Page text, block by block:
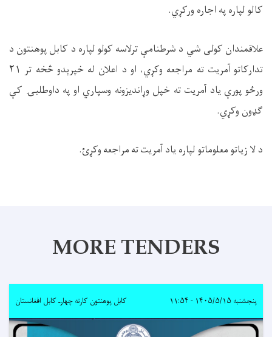
کالو لپاره په اجاره ورکړي.
علاقمندان کولی شي د شرطنامې ترلاسه کولو لپاره د کابل پوهنتون د
تدارکاتو آمريت ته مراجعه وکړي، او د اعلان له خپرېدو څخه تر ۲۱
ورځو پورې ياد آمریت ته خپل وړاندیزونه وسپاري او په داوطلبۍ کې
ګډون وکړي.
د لا زیاتو معلوماتو لپاره ياد آمریت ته مراجعه وکړئ.
MORE TENDERS
پنجشنبه ۱۴۰۵/۵/۱۵ - ۱۱:۵۴ کابل پوهنتون کارته چهارـ کابل افغانستان